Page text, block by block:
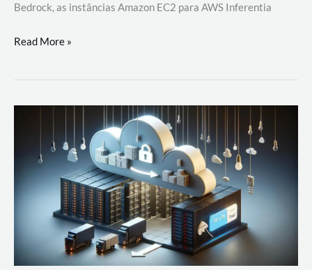
Bedrock, as instâncias Amazon EC2 para AWS Inferentia
Utilizando
Soluções
AWS
Read More »